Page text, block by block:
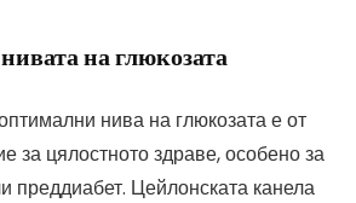
на глюкозата
нива на глюкозата е от
за цялостното здраве, особено за
преддиабет. Цейлонската канела